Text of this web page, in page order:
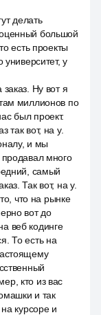
делать
большой
есть проекты
у
Ну вот я
миллионов по
был проект.
так вот, на y.
и мы
много
самый
Так вот, на y.
что на рынке
вот до
веб кодинге
То есть на
кто из вас
и так
курсоре и